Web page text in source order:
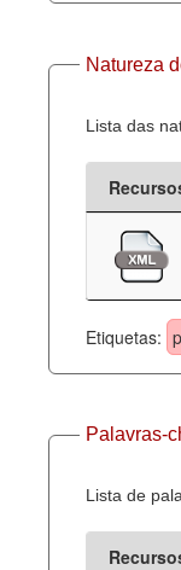
Natureza
Lista das
Etiquetas:
Palavras-
Lista de